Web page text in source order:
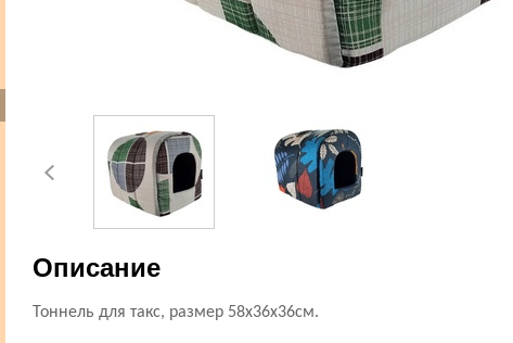
Описание
Тоннель для такс, размер 58х36х36см.